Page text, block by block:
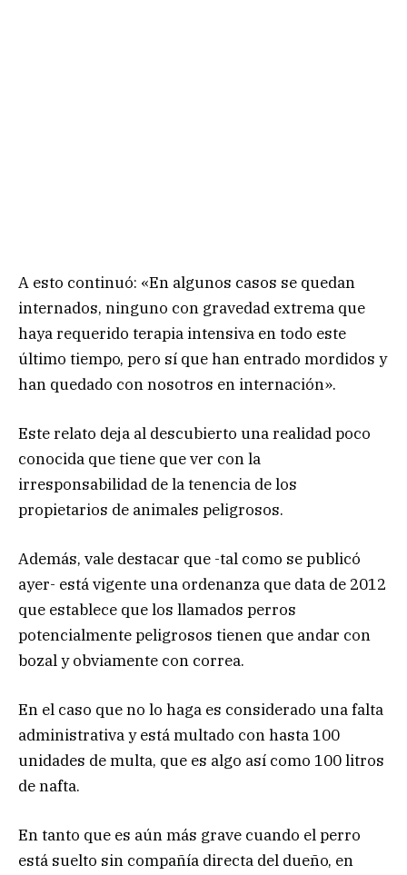
A esto continuó: «En algunos casos se quedan
internados, ninguno con gravedad extrema que
haya requerido terapia intensiva en todo este
último tiempo, pero sí que han entrado mordidos y
han quedado con nosotros en internación».
Este relato deja al descubierto una realidad poco
conocida que tiene que ver con la
irresponsabilidad de la tenencia de los
propietarios de animales peligrosos.
Además, vale destacar que -tal como se publicó
ayer- está vigente una ordenanza que data de 2012
que establece que los llamados perros
potencialmente peligrosos tienen que andar con
bozal y obviamente con correa.
En el caso que no lo haga es considerado una falta
administrativa y está multado con hasta 100
unidades de multa, que es algo así como 100 litros
de nafta.
En tanto que es aún más grave cuando el perro
está suelto sin compañía directa del dueño, en